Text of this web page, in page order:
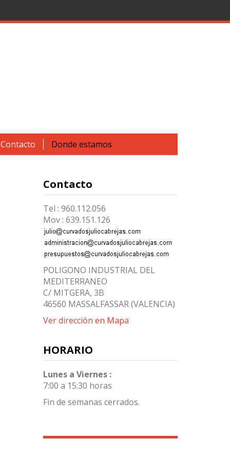
Contacto Donde estamos
Contacto
Tel : 960.112.056
Mov : 639.151.126
POLIGONO INDUSTRIAL DEL
MEDITERRANEO
C/ MITGERA, 3B
46560 MASSALFASSAR (VALENCIA)
Ver dirección en Mapa
HORARIO
Lunes a Viernes :
7:00 a 15:30 horas
Fin de semanas cerrados.